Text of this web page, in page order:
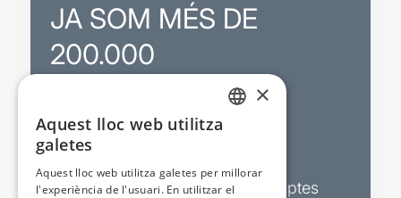
JA SOM MÉS DE
200.000
Sortejos exclusius
Butlletins d’actualitat i descomptes
×
Aquest lloc web utilitza
galetes
Aquest lloc web utilitza galetes per millorar
l'experiència de l'usuari. En utilitzar el